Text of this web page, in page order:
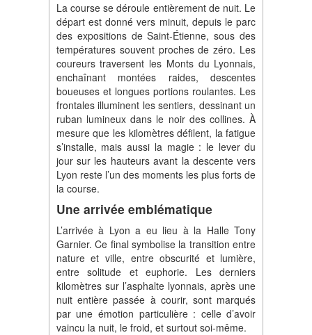
La course se déroule entièrement de nuit. Le
départ est donné vers minuit, depuis le parc
des expositions de Saint-Étienne, sous des
températures souvent proches de zéro. Les
coureurs traversent les Monts du Lyonnais,
enchaînant montées raides, descentes
boueuses et longues portions roulantes. Les
frontales illuminent les sentiers, dessinant un
ruban lumineux dans le noir des collines. À
mesure que les kilomètres défilent, la fatigue
s’installe, mais aussi la magie : le lever du
jour sur les hauteurs avant la descente vers
Lyon reste l’un des moments les plus forts de
la course.
Une arrivée emblématique
L’arrivée à Lyon a eu lieu à la Halle Tony
Garnier. Ce final symbolise la transition entre
nature et ville, entre obscurité et lumière,
entre solitude et euphorie. Les derniers
kilomètres sur l’asphalte lyonnais, après une
nuit entière passée à courir, sont marqués
par une émotion particulière : celle d’avoir
vaincu la nuit, le froid, et surtout soi-même.